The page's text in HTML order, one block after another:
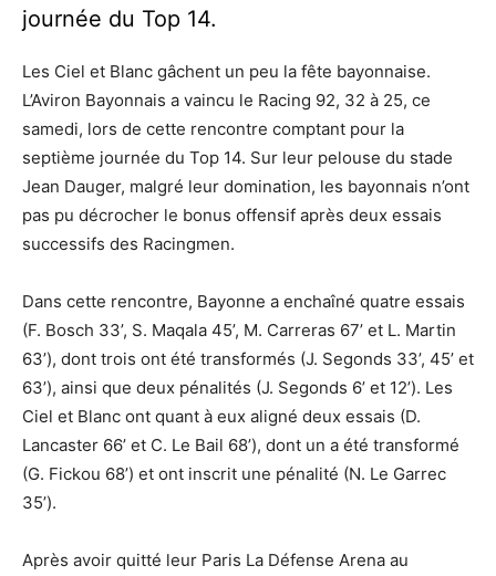
journée du Top 14.
Les Ciel et Blanc gâchent un peu la fête bayonnaise.
L’Aviron Bayonnais a vaincu le Racing 92, 32 à 25, ce
samedi, lors de cette rencontre comptant pour la
septième journée du Top 14. Sur leur pelouse du stade
Jean Dauger, malgré leur domination, les bayonnais n’ont
pas pu décrocher le bonus offensif après deux essais
successifs des Racingmen.
Dans cette rencontre, Bayonne a enchaîné quatre essais
(F. Bosch 33’, S. Maqala 45’, M. Carreras 67’ et L. Martin
63’), dont trois ont été transformés (J. Segonds 33’, 45’ et
63’), ainsi que deux pénalités (J. Segonds 6’ et 12’). Les
Ciel et Blanc ont quant à eux aligné deux essais (D.
Lancaster 66’ et C. Le Bail 68’), dont un a été transformé
(G. Fickou 68’) et ont inscrit une pénalité (N. Le Garrec
35’).
Après avoir quitté leur Paris La Défense Arena au